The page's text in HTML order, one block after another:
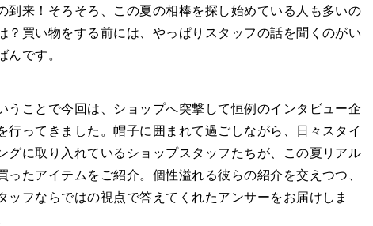
到来！そろそろ、この夏の相棒を探し始めている人も多いの
？買い物をする前には、やっぱりスタッフの話を聞くのがい
んです。
うことで今回は、ショップへ突撃して恒例のインタビュー企
行ってきました。帽子に囲まれて過ごしながら、日々スタイ
グに取り入れているショップスタッフたちが、この夏リアル
ったアイテムをご紹介。個性溢れる彼らの紹介を交えつつ、
ッフならではの視点で答えてくれたアンサーをお届けしま